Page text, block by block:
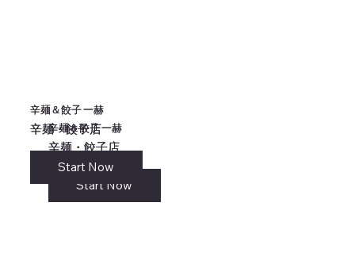
辛麺＆餃子 一赫
辛麺・餃子店
リンク
辛麺＆餃子 一赫
辛麺・餃子店
Start Now
辛麺＆餃子 一赫
辛麺・餃子店
Start Now
辛麺＆餃子 一赫
辛麺・餃子店
Start Now